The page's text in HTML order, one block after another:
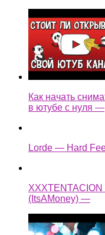
Как начать
в ютубе с нуля —
Lorde — Hard
(ItsAMoney) —